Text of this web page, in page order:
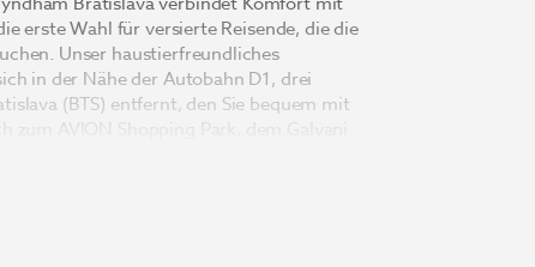
erste Wahl für versierte Reisende, die die
Unser haustierfreundliches
in der Nähe der Autobahn D1, drei
(BTS) entfernt, den Sie bequem mit
zum AVION Shopping Park, dem Galvani